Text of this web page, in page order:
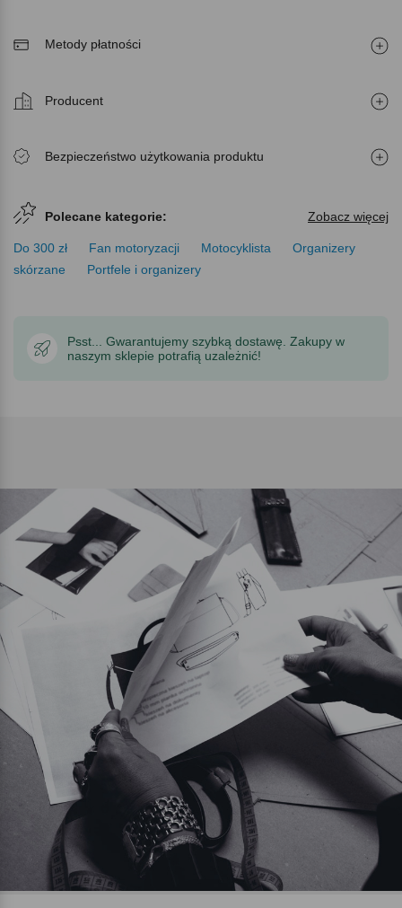
Metody płatności
Producent
Bezpieczeństwo użytkowania produktu
Polecane kategorie: Zobacz więcej
Do 300 zł Fan motoryzacji Motocyklista
Organizery
skórzane
Portfele i organizery
Psst... Gwarantujemy szybką dostawę. Zakupy w
naszym sklepie potrafią uzależnić!